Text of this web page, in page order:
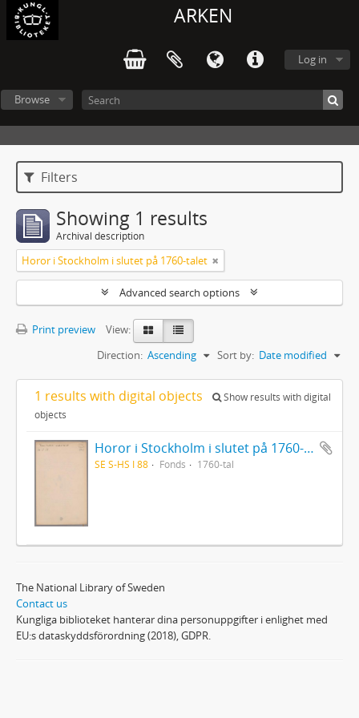
ARKEN
Log in
Browse
Filters
Showing 1 results
Archival description
Horor i Stockholm i slutet på 1760-talet
Advanced search options
Print preview
View:
Sort by: Date modified
Direction: Ascending
1 results with digital objects
Show results with digital
objects
Horor i Stockholm i slutet på 1760-talet
SE S-HS I 88 Fonds 1760-tal
The National Library of Sweden
Contact us
Kungliga biblioteket hanterar dina personuppgifter i enlighet med
EU:s dataskyddsförordning (2018), GDPR.